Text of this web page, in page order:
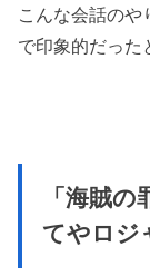
こんな会話の
で印象的だった
「海賊
てやロジ